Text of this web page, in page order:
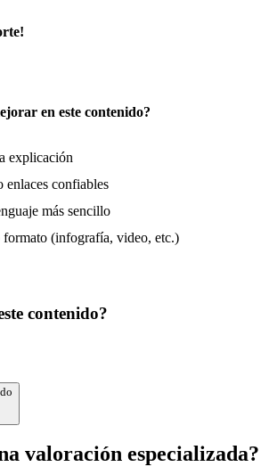
en este contenido?
explicación
enlaces confiables
más sencillo
(infografía, video, etc.)
contenido?
valoración especializada?